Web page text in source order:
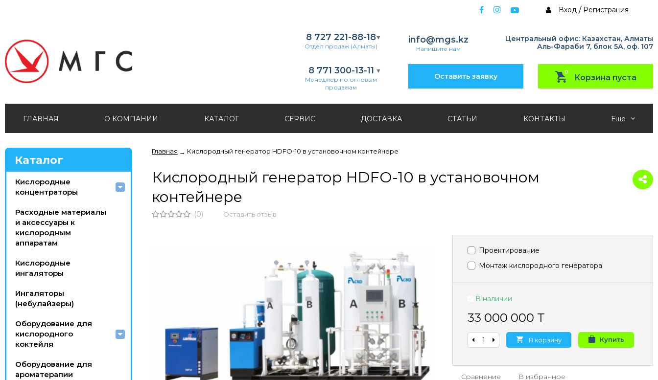
Вход / Регистрация
8 727 221-88-18
Отдел продаж (Алматы)
8 771 300-13-11
Менеджер по оптовым
продажам
info@mgs.kz
Напишите нам
Центральный офис: Казахстан, Алматы
Аль-Фараби 7, блок 5А, оф. 107
Оставить заявку 0
Корзина пуста
ГЛАВНАЯ О КОМПАНИИ КАТАЛОГ СЕРВИС ДОСТАВКА СТАТЬИ КОНТАКТЫ Еще
Главная → Кислородный генератор HDFO-10 в установочном контейнере
Кислородный генератор HDFO-10 в установочном
контейнере
(0) Оставить отзыв
Проектирование
Монтаж кислородного генератора
В наличии
33 000 000 T
В корзину Купить
Сравнение В избранное
Каталог
Кислородные
концентраторы
Расходные материалы
и аксессуары к
кислородным
аппаратам
Кислородные
ингаляторы
Ингаляторы
(небулайзеры)
Оборудование для
кислородного
коктейля
Оборудование для
ароматерапии